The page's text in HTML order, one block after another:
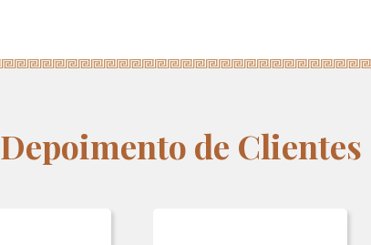
Depoimento de Clientes